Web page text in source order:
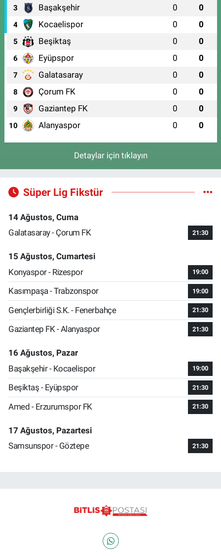
3 Başakşehir 0 0
4 Kocaelispor 0 0
5 Beşiktaş 0 0
6 Eyüpspor 0 0
7 Galatasaray 0 0
8 Çorum FK 0 0
9 Gaziantep FK 0 0
10 Alanyaspor 0 0
Detaylar için tıklayın
Süper Lig Fikstür
14 Ağustos, Cuma
Galatasaray - Çorum FK
21:30
15 Ağustos, Cumartesi
Konyaspor - Rizespor
19:00
Kasımpaşa - Trabzonspor 19:00
Gençlerbirliği S.K. - Fenerbahçe 21:30
Gaziantep FK - Alanyaspor 21:30
16 Ağustos, Pazar
Başakşehir - Kocaelispor
19:00
Beşiktaş - Eyüpspor 21:30
Amed - Erzurumspor FK 21:30
17 Ağustos, Pazartesi
Samsunspor - Göztepe
21:30